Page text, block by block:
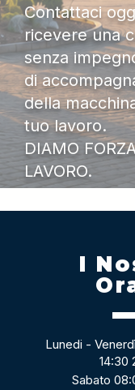
Contattaci
ricevere una
senza
di
della
tuo lavoro.
DIAMO
LAVORO.
I
Lunedi -
14:30
Sabato